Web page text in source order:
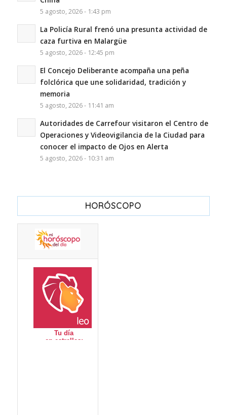
5 agosto, 2026 - 1:43 pm
La Policía Rural frenó una presunta actividad de
caza furtiva en Malargüe
5 agosto, 2026 - 12:45 pm
El Concejo Deliberante acompaña una peña
folclórica que une solidaridad, tradición y
memoria
5 agosto, 2026 - 11:41 am
Autoridades de Carrefour visitaron el Centro de
Operaciones y Videovigilancia de la Ciudad para
conocer el impacto de Ojos en Alerta
5 agosto, 2026 - 10:31 am
HORÓSCOPO